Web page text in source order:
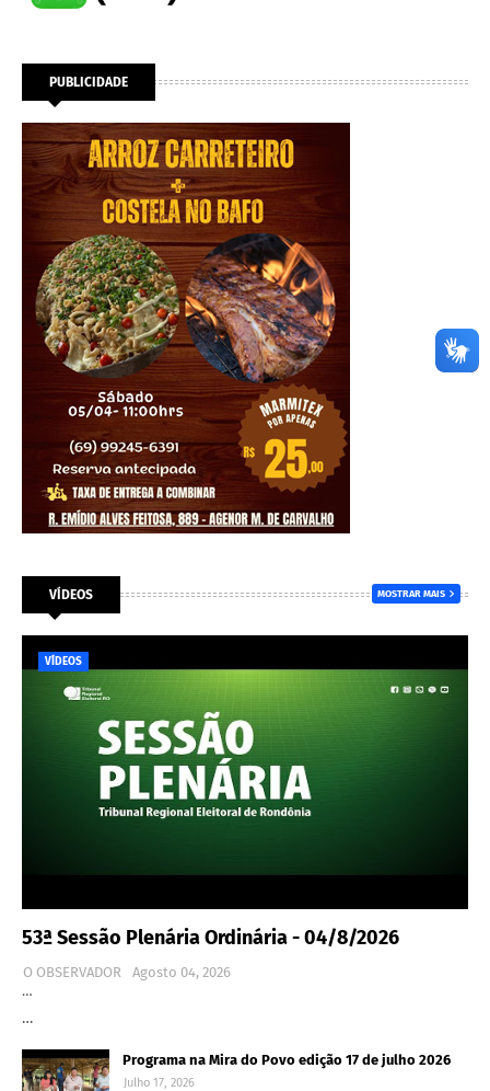
PUBLICIDADE
VÍDEOS MOSTRAR MAIS
VÍDEOS
53ª Sessão Plenária Ordinária - 04/8/2026
O OBSERVADOR
Agosto 04, 2026
…
…
Programa na Mira do Povo edição 17 de julho 2026
Julho 17, 2026